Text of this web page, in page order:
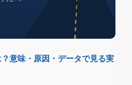
意味・原因・データで見る実